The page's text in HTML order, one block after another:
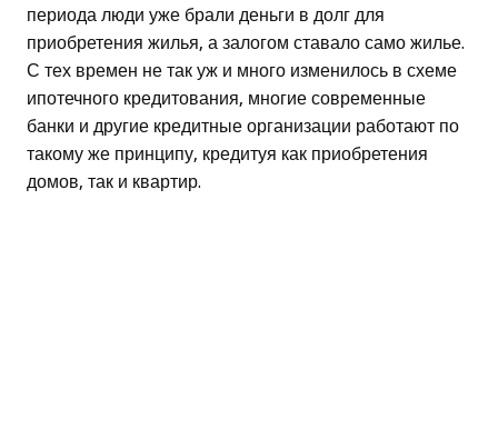
периода люди уже брали деньги в долг для
приобретения жилья, а залогом ставало само жилье.
С тех времен не так уж и много изменилось в схеме
ипотечного кредитования, многие современные
банки и другие кредитные организации работают по
такому же принципу, кредитуя как приобретения
домов, так и квартир.